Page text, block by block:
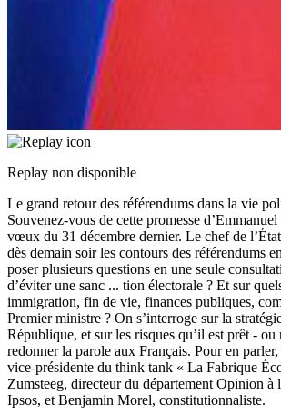
Replay non disponible
Le grand retour des référendums dans la vie
Souvenez-vous de cette promesse
vœux du 31 décembre dernier. Le chef de
dès demain soir les contours des référendums
poser plusieurs questions en une seule
d’éviter une sanc ... tion électorale ? Et sur
immigration, fin de vie, finances publiques,
Premier ministre ? On s’interroge sur la
République, et sur les risques qu’il est prêt -
redonner la parole aux Français. Pour en
vice-présidente du think tank « La Fabrique
Zumsteeg, directeur du département Opinion à
Ipsos, et Benjamin Morel, constitutionnaliste.